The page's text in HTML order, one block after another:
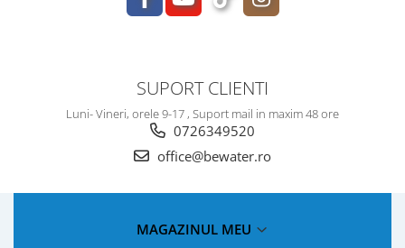
SUPORT CLIENTI
Luni- Vineri, orele 9-17 , Suport mail in maxim 48 ore
0726349520
office@bewater.ro
MAGAZINUL MEU